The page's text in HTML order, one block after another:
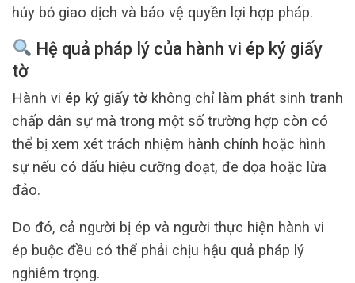
hủy bỏ giao dịch và bảo vệ quyền lợi hợp pháp.
Hệ quả pháp lý của hành vi ép ký giấy
tờ
Hành vi ép ký giấy tờ không chỉ làm phát sinh tranh
chấp dân sự mà trong một số trường hợp còn có
thể bị xem xét trách nhiệm hành chính hoặc hình
sự nếu có dấu hiệu cưỡng đoạt, đe dọa hoặc lừa
đảo.
Do đó, cả người bị ép và người thực hiện hành vi
ép buộc đều có thể phải chịu hậu quả pháp lý
nghiêm trọng.